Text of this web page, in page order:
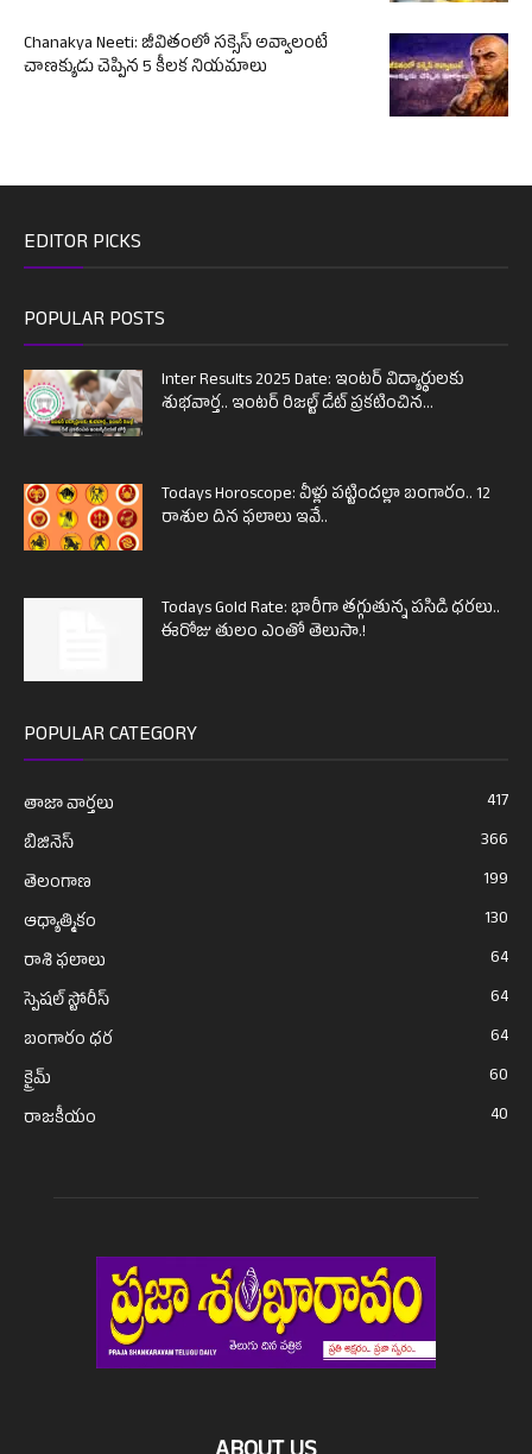
Chanakya Neeti: జీవితంలో సక్సెస్ అవ్వాలంటే
చాణక్యుడు చెప్పిన 5 కీలక నియమాలు
EDITOR PICKS
POPULAR POSTS
Inter Results 2025 Date: ఇంటర్ విద్యార్థులకు
శుభవార్త.. ఇంటర్ రిజల్ట్ డేట్ ప్రకటించిన...
Todays Horoscope: వీళ్లు పట్టిందల్లా బంగారం.. 12
రాశుల దిన ఫలాలు ఇవే..
Todays Gold Rate: భారీగా తగ్గుతున్న పసిడి ధరలు..
ఈరోజు తులం ఎంతో తెలుసా.!
POPULAR CATEGORY
తాజా వార్తలు
417
బిజినెస్
366
తెలంగాణ
199
ఆధ్యాత్మికం
130
రాశి ఫలాలు
64
స్పెషల్ స్టోరీస్
64
బంగారం ధర
64
క్రైమ్
60
రాజకీయం
40